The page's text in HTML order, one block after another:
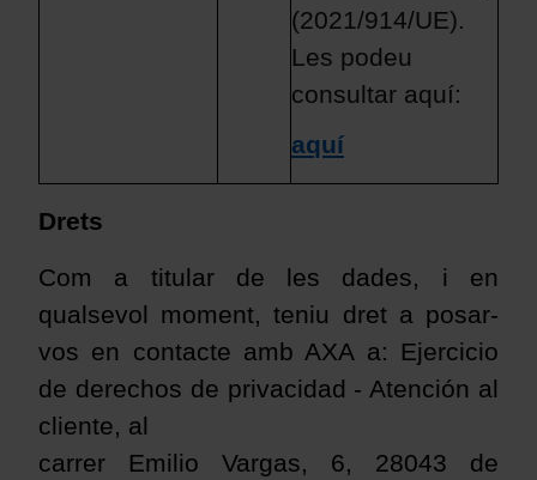
(2021/914/UE).
Les podeu
consultar aquí:
aquí
Drets
Com a titular de les dades, i en
qualsevol moment, teniu dret a posar-
vos en contacte amb AXA a: Ejercicio
de derechos de privacidad - Atención al
cliente, al
carrer Emilio Vargas, 6, 28043 de